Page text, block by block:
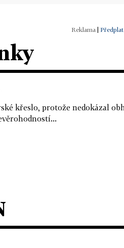
křeslo, protože nedokázal